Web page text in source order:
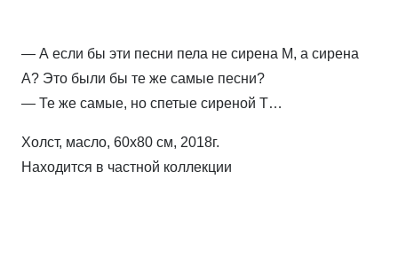
— А если бы эти песни пела не сирена М, а сирена
А? Это были бы те же самые песни?
— Те же самые, но спетые сиреной Т…
Холст, масло, 60х80 см, 2018г.
Находится в частной коллекции